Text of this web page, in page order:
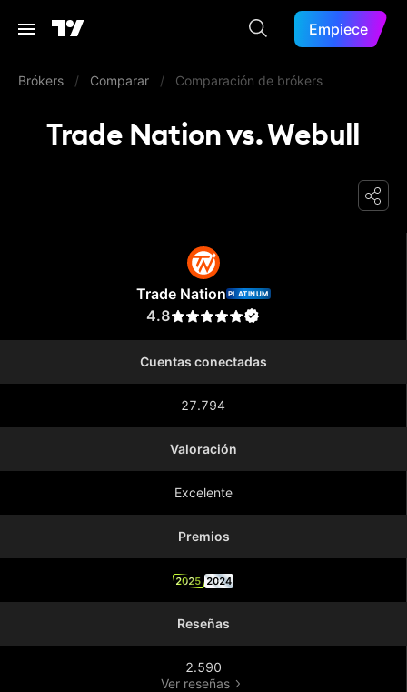
Empiece
Brókers / Comparar / Comparación de brókers
Trade Nation vs. Webull
Trade Nation PLATINUM
4.8
Cuentas conectadas
27.794
Valoración
Excelente
Premios
2025 2024
Reseñas
2.590
Ver reseñas